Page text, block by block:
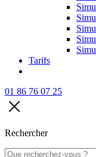
Tarifs
01 86 76 07 25
Rechercher